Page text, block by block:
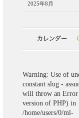
2025年8月
Warning: Use of
constant slug -
will throw an
version of PHP) in
/home/users/0/ml-